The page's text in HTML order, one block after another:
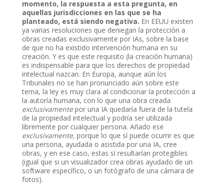
momento, la respuesta a esta pregunta, en
aquellas jurisdicciones en las que se ha
planteado, está siendo negativa. En EEUU existen
ya varias resoluciones que deniegan la protección a
obras creadas exclusivamente por IAs, sobre la base
de que no ha existido intervención humana en su
creación. Y es que este requisito (la creación humana)
es indispensable para que los derechos de propiedad
intelectual nazcan. En Europa, aunque aún los
Tribunales no se han pronunciado aún sobre este
tema, la ley es muy clara al condicionar la protección a
la autoría humana, con lo que una obra creada
exclusivamentepor una IA quedaría fuera de la tutela
de la propiedad intelectual y podría ser utilizada
libremente por cualquier persona. Añado ese
exclusivamente, porque lo que sí puede ocurrir es que
una persona, ayudada o asistida por una IA, cree
obras, y en ese caso, estas sí resultarían protegibles
(igual que si un visualizador crea obras ayudado de un
software específico, o un fotógrafo de una cámara de
fotos).